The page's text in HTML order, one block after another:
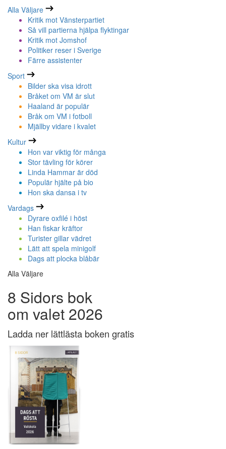
Alla Väljare
Kritik mot Vänsterpartiet
Så vill partierna hjälpa flyktingar
Kritik mot Jomshof
Politiker reser i Sverige
Färre assistenter
Sport
Bilder ska visa idrott
Bråket om VM är slut
Haaland är populär
Bråk om VM i fotboll
Mjällby vidare i kvalet
Kultur
Hon var viktig för många
Stor tävling för körer
Linda Hammar är död
Populär hjälte på bio
Hon ska dansa i tv
Vardags
Dyrare oxfilé i höst
Han fiskar kräftor
Turister gillar vädret
Lätt att spela minigolf
Dags att plocka blåbär
Alla Väljare
8 Sidors bok
om valet 2026
Ladda ner lättlästa boken gratis